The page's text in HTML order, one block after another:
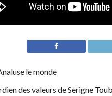
des valeurs de Serigne